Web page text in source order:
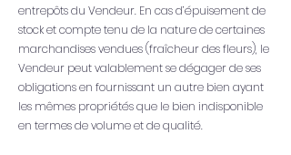
entrepôts du Vendeur. En cas d’épuisement de
stock et compte tenu de la nature de certaines
marchandises vendues (fraîcheur des fleurs), le
Vendeur peut valablement se dégager de ses
obligations en fournissant un autre bien ayant
les mêmes propriétés que le bien indisponible
en termes de volume et de qualité.